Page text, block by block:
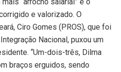
e valorizado. O
Ciro Gomes (PROS), que foi
Nacional, puxou um
“Um-dois-três, Dilma
braços erguidos, sendo